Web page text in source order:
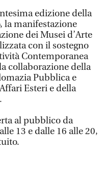
edizione della
la manifestazione
dei Musei d’Arte
con il sostegno
Contemporanea
collaborazione della
Pubblica e
Esteri e della
al pubblico da
13 e dalle 16 alle 20,